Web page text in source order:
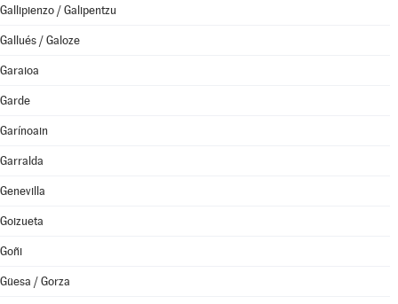
Gallipienzo / Galipentzu
Gallués / Galoze
Garaioa
Garde
Garínoain
Garralda
Genevilla
Goizueta
Goñi
Güesa / Gorza